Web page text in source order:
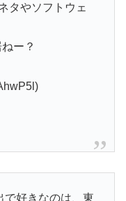
タやソフトウェ
ー？
で好きなのは、東